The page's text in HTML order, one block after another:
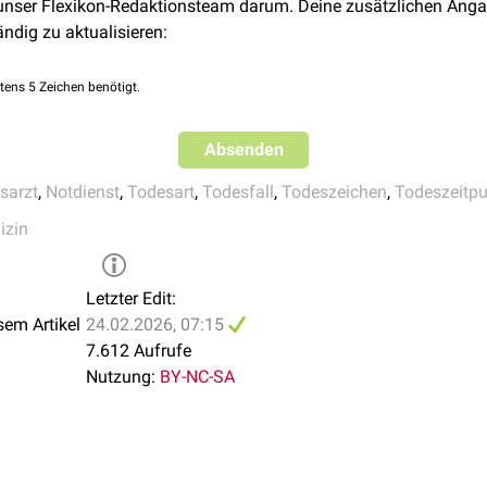
natürlich, ungeklärt)
(z.B. Infektionsgefahr
Totenflecke,Fäulnis, nicht mit dem Leben
Schulunfall,Verkehrsunfall
Schwangerschaft
innerhalb von 24 h nach der Geburt verstorben sind: Anzahl der
Schwangerschaftswoche
Kindern unter einem Jahr: Mehrlingsgeburt
Flexikon-Redaktionsteam darum. Deine zusätzlichen
zu aktualisieren:
5 Zeichen benötigt.
Absenden
, Notdienst, Todesart, Todesfall, Todeszeichen,
Artikel
Letzter Edit:
24.02.2026, 07:15
7.612 Aufrufe
Nutzung: BY-NC-SA